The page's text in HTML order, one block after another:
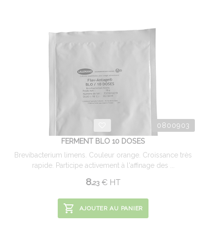
0800903
FERMENT BLO 10 DOSES
Brevibacterium limens. Couleur orange. Croissance très
rapide. Participe activement à l'affinage des ...
8.23 €HT
AJOUTER AU PANIER